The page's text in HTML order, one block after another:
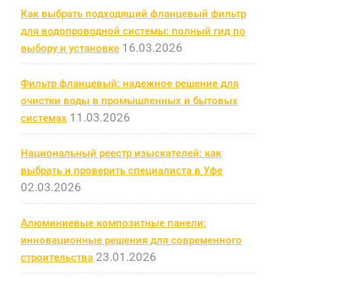
Как выбрать подходящий фланцевый фильтр
для водопроводной системы: полный гид по
выбору и установке 16.03.2026
Фильтр фланцевый: надежное решение для
очистки воды в промышленных и бытовых
системах 11.03.2026
Национальный реестр изыскателей: как
выбрать и проверить специалиста в Уфе
02.03.2026
Алюминиевые композитные панели:
инновационные решения для современного
строительства 23.01.2026